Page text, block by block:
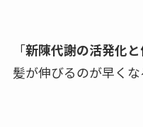
「新陳代謝の活発化
髪が伸びるのが早くな